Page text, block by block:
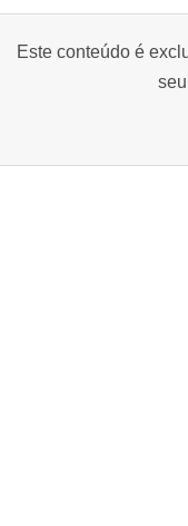
Este conteúdo é